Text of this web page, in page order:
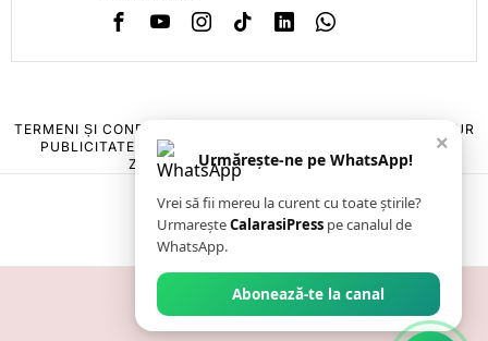
TERMENI ȘI CONDIȚII
POLITICA DE ANULARE & RETUR
PUBLICITATE ONLINE & TIPĂRITĂ
CONTACT
ZIARUL ANUNȚUL CĂLĂRĂȘEAN
×
Urmărește-ne pe WhatsApp!
Vrei să fii mereu la curent cu toate știrile?
UrmareșteCalarasiPress pe canalul de
WhatsApp.
Abonează-te la canal